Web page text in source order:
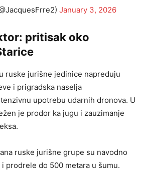
January 3, 2026
pritisak oko
ruske jurišne jedinice napreduju
i prigradska naselja
upotrebu udarnih dronova. U
je prodor ka jugu i zauzimanje
ruske jurišne grupe su navodno
prodrele do 500 metara u šumu.